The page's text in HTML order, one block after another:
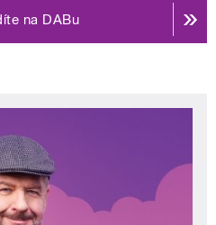
na DABu